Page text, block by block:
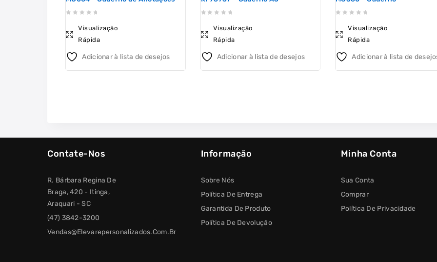
Visualização
Rápida
Adicionar à lista de desejos
Visualização
Rápida
Adicionar à lista de desejos
Visualização
Rápida
Adicionar à lista de
Contate-Nos
R. Bárbara Regina De
Braga, 420 - Itinga,
Araquari - SC
(47) 3842-3200
Vendas@elevarepersonalizados.com.br
Informação
Sobre Nós
Política De Entrega
Garantida De Produto
Política De Devolução
Minha Conta
Sua Conta
Comprar
Política De Privacidade